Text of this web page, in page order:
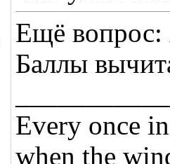
Ещё вопрос:
Баллы
Every once
when the